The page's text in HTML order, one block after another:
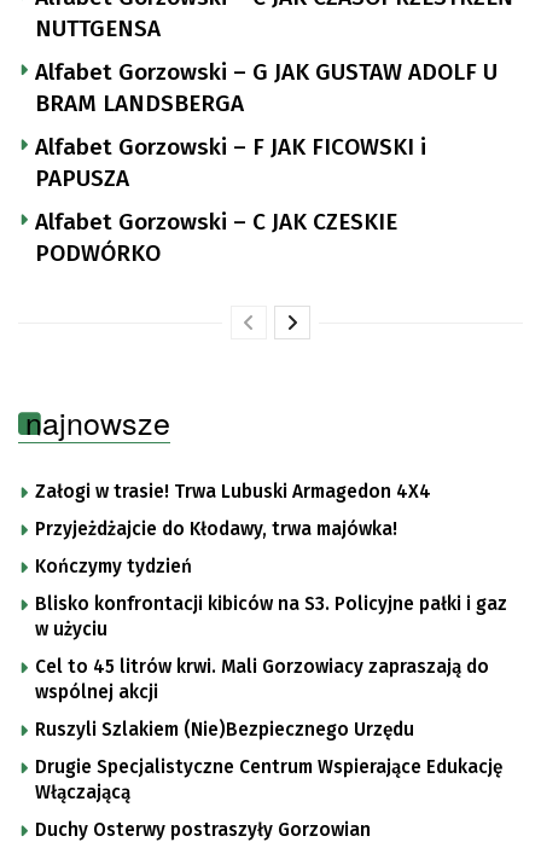
NUTTGENSA
Alfabet Gorzowski – G JAK GUSTAW ADOLF U
BRAM LANDSBERGA
Alfabet Gorzowski – F JAK FICOWSKI i
PAPUSZA
Alfabet Gorzowski – C JAK CZESKIE
PODWÓRKO
najnowsze
Załogi w trasie! Trwa Lubuski Armagedon 4X4
Przyjeżdżajcie do Kłodawy, trwa majówka!
Kończymy tydzień
Blisko konfrontacji kibiców na S3. Policyjne pałki i gaz
w użyciu
Cel to 45 litrów krwi. Mali Gorzowiacy zapraszają do
wspólnej akcji
Ruszyli Szlakiem (Nie)Bezpiecznego Urzędu
Drugie Specjalistyczne Centrum Wspierające Edukację
Włączającą
Duchy Osterwy postraszyły Gorzowian